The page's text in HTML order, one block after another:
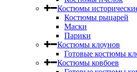
Костюмы
Костюмы рыцарей
Маски
Парики
Костюмы клоунов
Готовые костюмы
Костюмы ковбоев